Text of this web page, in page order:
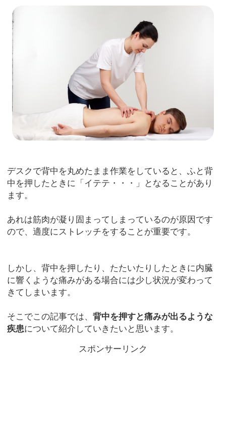
デスクで背中を丸めたまま作業をしていると、ふと背
中を押したときに「イテテ・・・」となることがあり
ます。
あれは筋肉が凝り固まってしまっているのが原因です
ので、適度にストレッチをすることが重要です。
しかし、背中を押したり、たたいたりしたときに内臓
に響くような痛みがある場合には少し状況が変わって
きてしまいます。
そこでこの記事では、背中を押すと痛みが出るような
疾患について紹介していきたいと思います。
スポンサーリンク